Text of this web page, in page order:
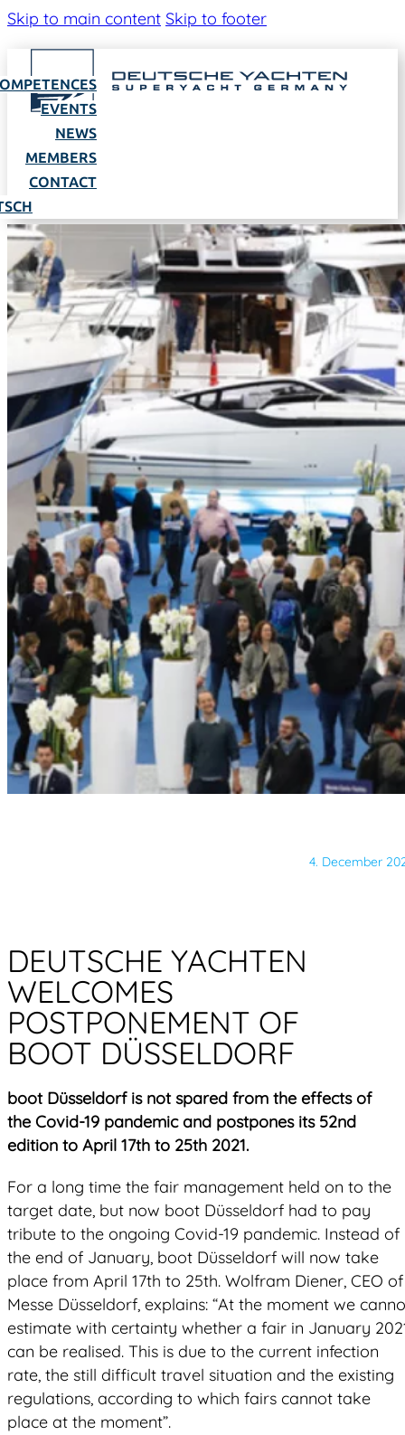
Skip to main content Skip to footer
EVENTS
NEWS
MEMBERS
CONTACT
4. December
DEUTSCHE YACHTEN
WELCOMES
POSTPONEMENT OF
BOOT DÜSSELDORF
boot Düsseldorf is not spared from the effects of
the Covid-19 pandemic and postpones its 52nd
edition to April 17th to 25th 2021.
For a long time the fair management held on to the
target date, but now boot Düsseldorf had to pay
tribute to the ongoing Covid-19 pandemic. Instead of
the end of January, boot Düsseldorf will now take
place from April 17th to 25th. Wolfram Diener, CEO of
Messe Düsseldorf, explains: “At the moment we
estimate with certainty whether a fair in January
can be realised. This is due to the current infection
rate, the still difficult travel situation and the existing
regulations, according to which fairs cannot take
place at the moment”.